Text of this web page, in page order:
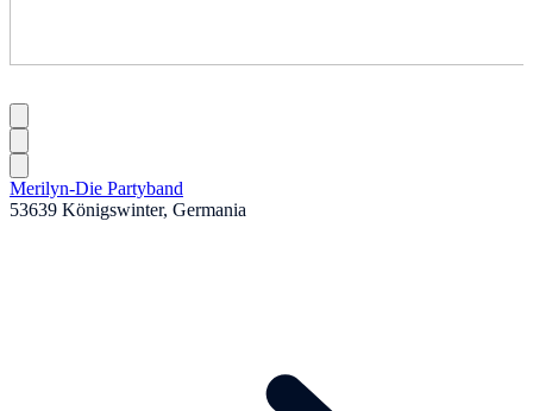
Merilyn-Die Partyband
53639 Königswinter, Germania